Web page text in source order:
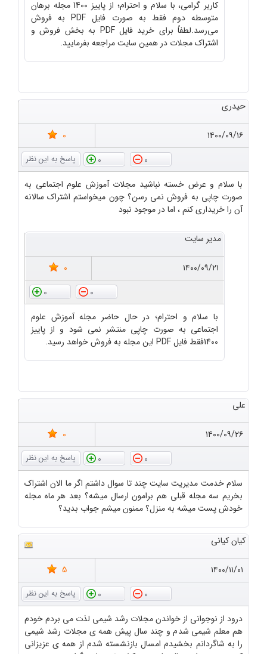
کاربر گرامی، با سلام و احترام؛ از پاییز 1400 مجله برهان
متوسطه دوم فقط به صورت فایل PDF به فروش
می‌رسد.لطفاً برای خرید فایل PDF به بخش فروش و
اشتراک مجلات در همین سایت مراجعه بفرمایید.
حیدری
۱۴۰۰/۰۹/۱۶
0
0
0
با سلام و عرض خسته نباشید مجلات آموزش علوم اجتماعی به
صورت چاپی به فروش نمی رسن؟ چون میخواستم اشتراک سالانه
آن را خریداری کنم ، اما در موجود نبود
مدیر سایت
۱۴۰۰/۰۹/۲۱
0
0
0
با سلام و احترام؛ در حال حاضر مجله آموزش علوم
اجتماعی به صورت چاپی منتشر نمی شود و از پاییز
1400فقط فایل PDF این مجله به فروش خواهد رسید.
علی
۱۴۰۰/۰۹/۲۶
0
0
0
سلام خدمت مدیریت سایت چند تا سوال داشتم اگر ما الان اشتراک
بخریم سه مجله قبلی هم برامون ارسال میشه؟ بعد هر ماه مجله
خودش پست میشه به منزل؟ ممنون میشم جواب بدید؟
کیان کیانی
۱۴۰۰/۱۱/۰۱
5
0
0
درود از نوجوانی از خواندن مجلات رشد شیمی لذت می بردم خودم
هم معلم شیمی شدم و چند سال پیش همه ی مجلات رشد شیمی
را به شاگردانم بخشیدم امسال بازنشسته شدم از همه ی عزیزانی